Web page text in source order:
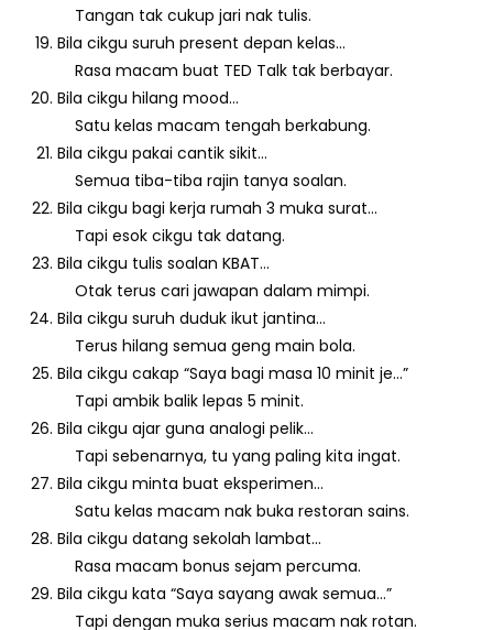
Tangan tak cukup jari nak tulis.
Bila cikgu suruh present depan kelas…
Rasa macam buat TED Talk tak berbayar.
Bila cikgu hilang mood…
Satu kelas macam tengah berkabung.
Bila cikgu pakai cantik sikit…
Semua tiba-tiba rajin tanya soalan.
Bila cikgu bagi kerja rumah 3 muka surat…
Tapi esok cikgu tak datang.
Bila cikgu tulis soalan KBAT…
Otak terus cari jawapan dalam mimpi.
Bila cikgu suruh duduk ikut jantina…
Terus hilang semua geng main bola.
Bila cikgu cakap “Saya bagi masa 10 minit je…”
Tapi ambik balik lepas 5 minit.
Bila cikgu ajar guna analogi pelik…
Tapi sebenarnya, tu yang paling kita ingat.
Bila cikgu minta buat eksperimen…
Satu kelas macam nak buka restoran sains.
Bila cikgu datang sekolah lambat…
Rasa macam bonus sejam percuma.
Bila cikgu kata “Saya sayang awak semua…”
Tapi dengan muka serius macam nak rotan.